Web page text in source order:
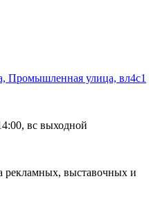
Промышленная улица, вл4с1
вс выходной
рекламных, выставочных и